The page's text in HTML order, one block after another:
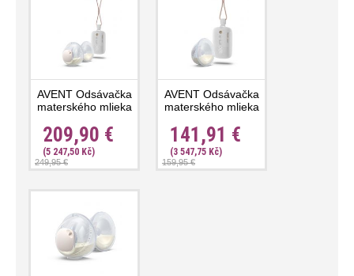
AVENT Odsávačka
materského mlieka
Free DUO Premium
Plus SCF532/11
209,90 €
(5 247,50 Kč)
249,95 €
AVENT Odsávačka
materského mlieka
Free Premium Plus
SCF531/11
141,91 €
(3 547,75 Kč)
159,95 €